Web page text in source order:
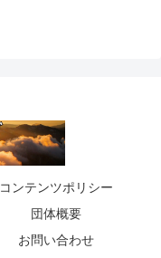
コンテンツポリシー
団体概要
お問い合わせ